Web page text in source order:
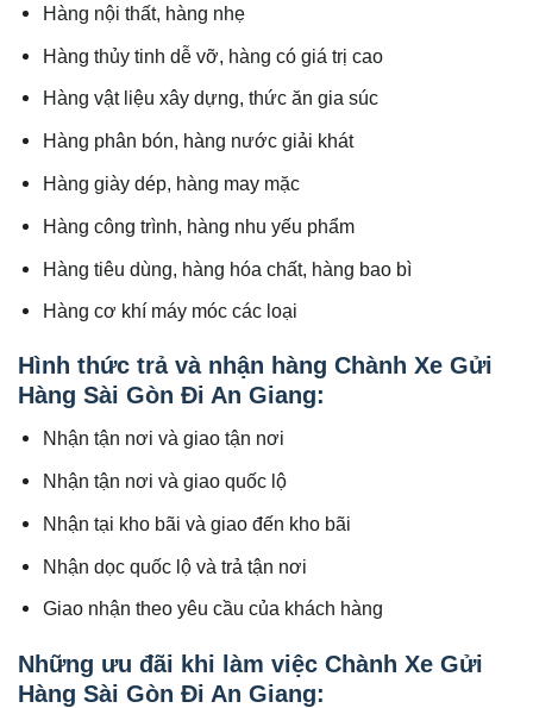
Hàng nội thất, hàng nhẹ
Hàng thủy tinh dễ vỡ, hàng có giá trị cao
Hàng vật liệu xây dựng, thức ăn gia súc
Hàng phân bón, hàng nước giải khát
Hàng giày dép, hàng may mặc
Hàng công trình, hàng nhu yếu phẩm
Hàng tiêu dùng, hàng hóa chất, hàng bao bì
Hàng cơ khí máy móc các loại
Hình thức trả và nhận hàng Chành Xe Gửi
Hàng Sài Gòn Đi An Giang:
Nhận tận nơi và giao tận nơi
Nhận tận nơi và giao quốc lộ
Nhận tại kho bãi và giao đến kho bãi
Nhận dọc quốc lộ và trả tận nơi
Giao nhận theo yêu cầu của khách hàng
Những ưu đãi khi làm việc Chành Xe Gửi
Hàng Sài Gòn Đi An Giang: